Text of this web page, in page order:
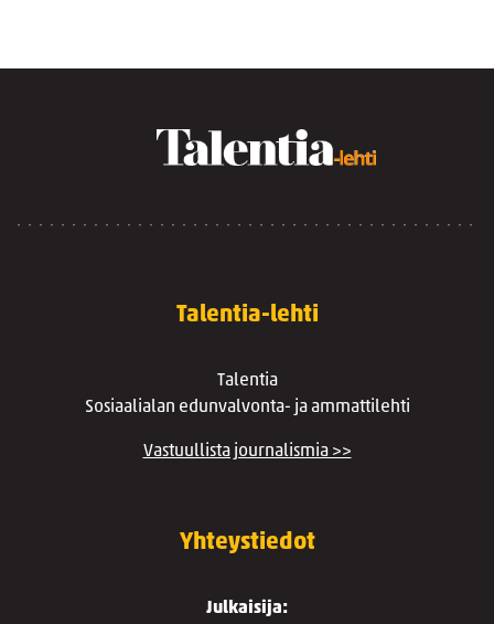
Talentia-lehti
Talentia
Sosiaalialan edunvalvonta- ja ammattilehti
Vastuullista journalismia >>
Yhteystiedot
Julkaisija: